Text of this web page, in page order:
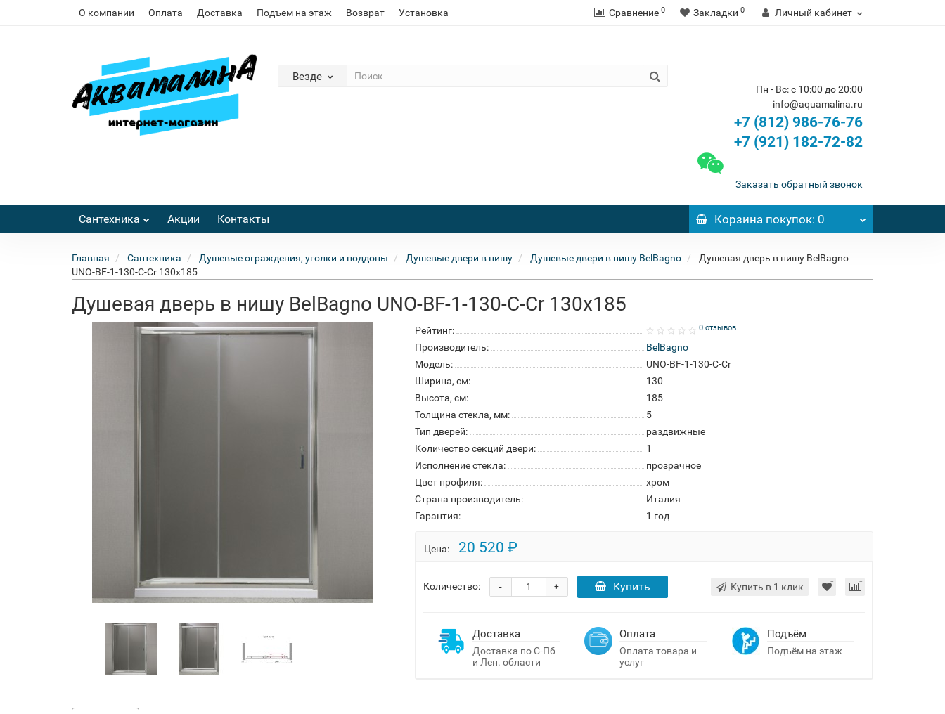
О компании Оплата Доставка Подъем на этаж Возврат Установка Сравнение 0 Закладки 0 Личный кабинет
Везде
Пн - Вс: с 10:00 до 20:00
info@aquamalina.ru
+7 (812) 986-76-76
+7 (921) 182-72-82
Заказать обратный звонок
Сантехника Акции Контакты Корзинапокупок: 0
Главная Сантехника Душевые ограждения, уголки и поддоны Душевые двери в нишу Душевые двери в нишу BelBagno
Душевая дверь в нишу BelBagno
UNO-BF-1-130-C-Cr 130x185
Душевая дверь в нишу BelBagno UNO-BF-1-130-C-Cr 130x185
Рейтинг: 0 отзывов
Производитель:
BelBagno
Модель:
UNO-BF-1-130-C-Cr
Ширина, см:
130
Высота, см:
185
Толщина стекла, мм:
5
Тип дверей:
раздвижные
Количество секций двери:
1
Исполнение стекла:
прозрачное
Цвет профиля:
хром
Страна производитель:
Италия
Гарантия:
1 год
Цена: 20 520 ₽
Количество: +
- Купить Купить в 1 клик
Доставка
Доставка по С-Пб
и Лен. области
Оплата
Оплата товара и
услуг
Подъём
Подъём на этаж